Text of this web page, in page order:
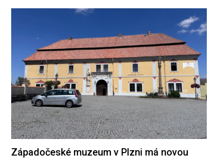
Západočeské muzeum v Plzni má novou